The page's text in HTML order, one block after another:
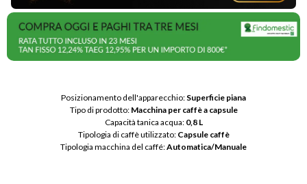
Posizionamento dell'apparecchio: Superficie piana
Tipo di prodotto: Macchina per caffè a capsule
Capacità tanica acqua: 0,8 L
Tipologia di caffè utilizzato: Capsule caffè
Tipologia macchina del caffé: Automatica/Manuale